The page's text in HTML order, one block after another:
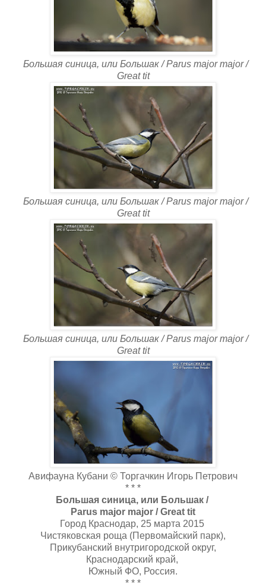
Большая синица, или Большак / Parus major major /
Great tit
Большая синица, или Большак / Parus major major /
Great tit
Большая синица, или Большак / Parus major major /
Great tit
Авифауна Кубани © Торгачкин Игорь Петрович
* * *
Большая синица, или Большак /
Parus major major / Great tit
Город Краснодар, 25 марта 2015
Чистяковская роща (Первомайский парк),
Прикубанский внутригородской округ,
Краснодарский край,
Южный ФО, Россия.
* * *